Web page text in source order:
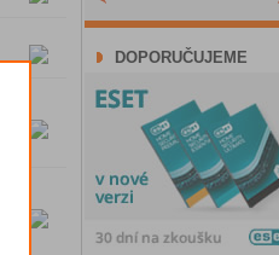
DOPORUČUJEME